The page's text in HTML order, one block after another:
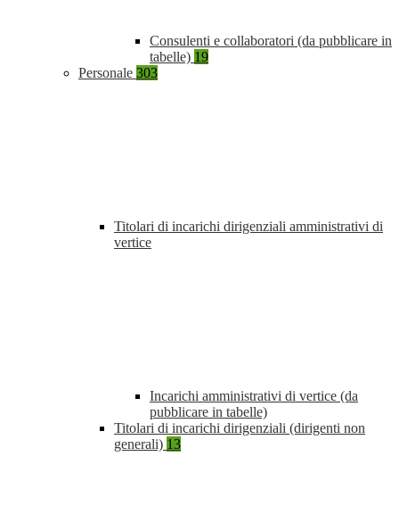
Consulenti e collaboratori (da pubblicare in
tabelle) 19
Personale 303
Titolari di incarichi dirigenziali amministrativi di
vertice
Incarichi amministrativi di vertice (da
pubblicare in tabelle)
Titolari di incarichi dirigenziali (dirigenti non
generali) 13